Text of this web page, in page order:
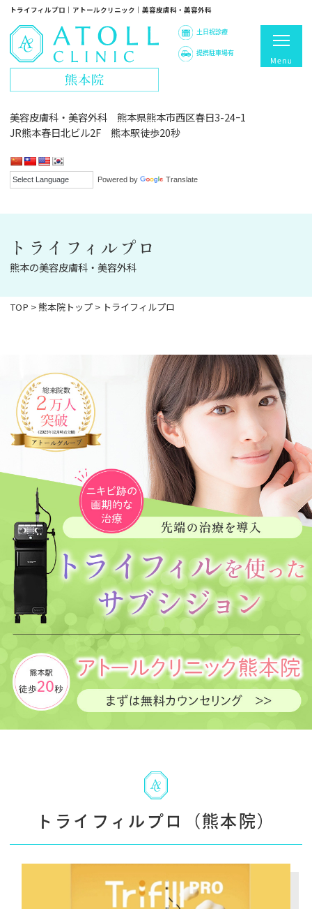
トライフィルプロ｜アトールクリニック｜美容皮膚科・美容外科
Powered by Translate
土日祝診療
提携駐車場有
美容皮膚科・美容外科 熊本県熊本市西区春日3-24ｰ1
JR熊本春日北ビル2F 熊本駅徒歩20秒
トライフィルプロ
熊本の美容皮膚科・美容外科
TOP >熊本院トップ > トライフィルプロ
トライフィルプロ（熊本院）